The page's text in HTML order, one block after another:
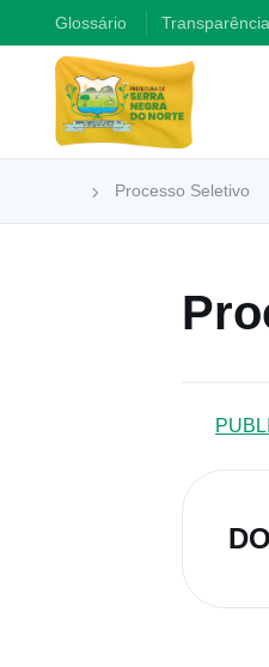
Glossário Transparência
Processo Seletivo